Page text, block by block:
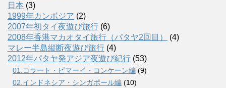
日本 (3)
1999年カンボジア (2)
2007年初タイ夜遊び旅行 (6)
2008年香港マカオタイ旅行（パタヤ2回目）
(4)
マレー半島縦断夜遊び旅行 (4)
2012年パタヤ発アジア夜遊び紀行 (53)
01.コラート・ピマーイ・コンケーン編 (9)
02.インドネシア・シンガポール編 (10)